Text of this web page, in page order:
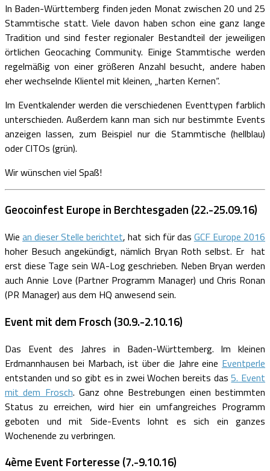
In Baden-Württemberg finden jeden Monat zwischen 20 und 25
Stammtische statt. Viele davon haben schon eine ganz lange
Tradition und sind fester regionaler Bestandteil der jeweiligen
örtlichen Geocaching Community. Einige Stammtische werden
regelmäßig von einer größeren Anzahl besucht, andere haben
eher wechselnde Klientel mit kleinen, „harten Kernen“.
Im Eventkalender werden die verschiedenen Eventtypen farblich
unterschieden. Außerdem kann man sich nur bestimmte Events
anzeigen lassen, zum Beispiel nur die Stammtische (hellblau)
oder CITOs (grün).
Wir wünschen viel Spaß!
Geocoinfest Europe in Berchtesgaden (22.-25.09.16)
Wiean dieser Stelle berichtet, hat sich für das GCF Europe 2016
hoher Besuch angekündigt, nämlich Bryan Roth selbst. Er hat
erst diese Tage sein WA-Log geschrieben. Neben Bryan werden
auch Annie Love (Partner Programm Manager) und Chris Ronan
(PR Manager) aus dem HQ anwesend sein.
Event mit dem Frosch (30.9.-2.10.16)
Das Event des Jahres in Baden-Württemberg. Im kleinen
Erdmannhausen bei Marbach, ist über die Jahre eine Eventperle
entstanden und so gibt es in zwei Wochen bereits das5. Event
mit dem Frosch. Ganz ohne Bestrebungen einen bestimmten
Status zu erreichen, wird hier ein umfangreiches Programm
geboten und mit Side-Events lohnt es sich ein ganzes
Wochenende zu verbringen.
4ème Event Forteresse (7.-9.10.16)